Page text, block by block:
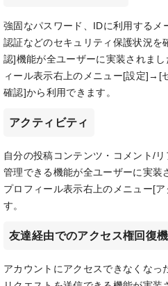
強固なパスワード、IDに利用するメ
認証などのセキュリティ保護状況を
認]機能が全ユーザーに実装されま
ィール表示右上のメニュー[設定]→[
確認]から利用できます。
アクティビティ
自分の投稿コンテンツ・コメント/
管理できる機能が全ユーザーに実装
プロフィール表示右上のメニュー[
す。
友達経由でのアクセス権回復
アカウントにアクセスできなくなっ